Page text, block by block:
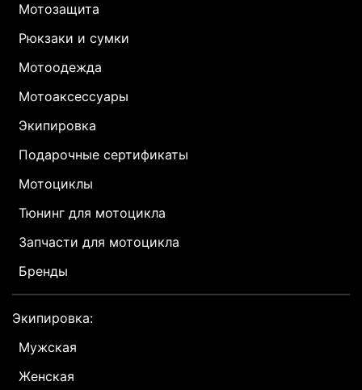
Мотозащита
Рюкзаки и сумки
Мотоодежда
Мотоаксессуары
Экипировка
Подарочные сертификаты
Мотоциклы
Тюнинг для мотоцикла
Запчасти для мотоцикла
Бренды
Экипировка:
Мужская
Женская